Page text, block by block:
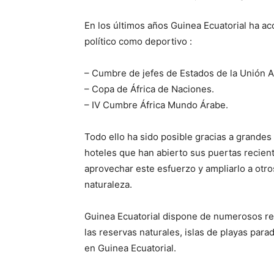
En los últimos años Guinea Ecuatorial ha
político como deportivo :
– Cumbre de jefes de Estados de la Unión
– Copa de África de Naciones.
– IV Cumbre África Mundo Árabe.
Todo ello ha sido posible gracias a
hoteles que han abierto sus puertas
aprovechar este esfuerzo y ampliarlo a
naturaleza.
Guinea Ecuatorial dispone de numerosos
las reservas naturales, islas de playas
en Guinea Ecuatorial.